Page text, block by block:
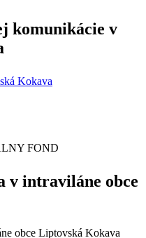
komunikácie v
v intraviláne obce